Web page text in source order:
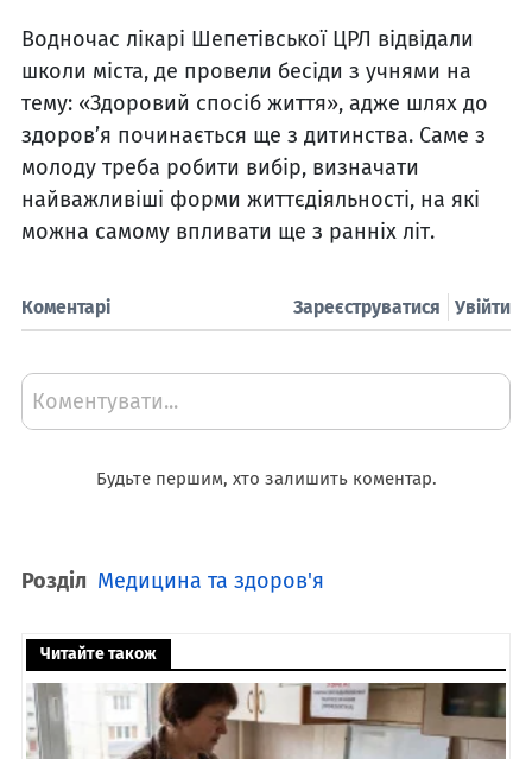
Водночас лікарі Шепетівської ЦРЛ відвідали
школи міста, де провели бесіди з учнями на
тему: «Здоровий спосіб життя», адже шлях до
здоров’я починається ще з дитинства. Саме з
молоду треба робити вибір, визначати
найважливіші форми життєдіяльності, на які
можна самому впливати ще з ранніх літ.
Коментарі Увійти
Зареєструватися
Коментувати...
Будьте першим, хто залишить коментар.
Розділ Медицина та здоров'я
Читайте також